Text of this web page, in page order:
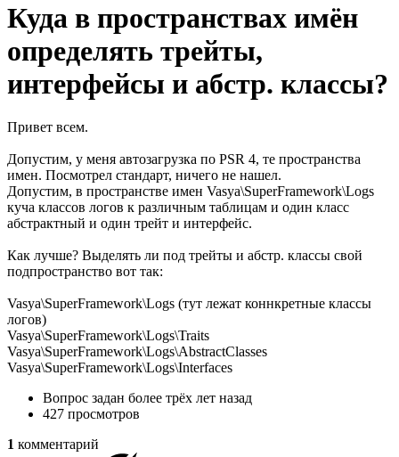
Куда в пространствах имён
определять трейты,
интерфейсы и абстр. классы?
Привет всем.
Допустим, у меня автозагрузка по PSR 4, те пространства
имен. Посмотрел стандарт, ничего не нашел.
Допустим, в пространстве имен Vasya\SuperFramework\Logs
куча классов логов к различным таблицам и один класс
абстрактный и один трейт и интерфейс.
Как лучше? Выделять ли под трейты и абстр. классы свой
подпространство вот так:
Vasya\SuperFramework\Logs (тут лежат коннкретные классы
логов)
Vasya\SuperFramework\Logs\Traits
Vasya\SuperFramework\Logs\AbstractClasses
Vasya\SuperFramework\Logs\Interfaces
Вопрос задан более трёх лет назад
427 просмотров
1 комментарий